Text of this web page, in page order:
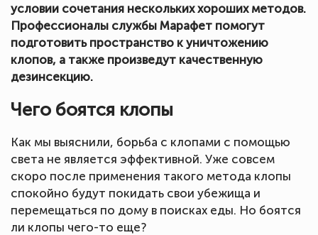
условии сочетания нескольких хороших методов.
Профессионалы службы Марафет помогут
подготовить пространство к уничтожению
клопов, а также произведут качественную
дезинсекцию.
Чего боятся клопы
Как мы выяснили, борьба с клопами с помощью
света не является эффективной. Уже совсем
скоро после применения такого метода клопы
спокойно будут покидать свои убежища и
перемещаться по дому в поисках еды. Но боятся
ли клопы чего-то еще?